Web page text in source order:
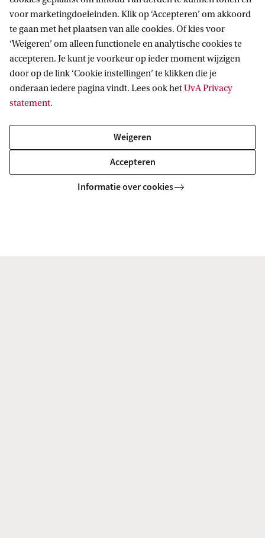
sterren. Dit unieke veld van onderzoek vereist een
gedetailleerde focus op de oppervlakken van
planetaire lichamen, waarbij processen inzicht
geven in het planetaire interieur en tegelijkertijd
de samenstelling van de atmosfeer beïnvloeden.
Binnen haar rol zal Prof. ten Kate onder andere
een college Astrobiologie geven en bijdragen aan
astrophysisch onderzoek door het (mede)
begeleiden van MSc en PhD onderzoeksprojecten.
voor marketingdoeleinden. Klik op ‘Accepteren’ om akkoord
te gaan met het plaatsen van alle cookies. Of kies voor
‘Weigeren’ om alleen functionele en analytische cookies te
accepteren. Je kunt je voorkeur op ieder moment wijzigen
door op de link ‘Cookie instellingen’ te klikken die je
onderaan iedere pagina vindt. Lees ook hetUvA Privacy
statement.
Weigeren
Accepteren
Informatie over cookies